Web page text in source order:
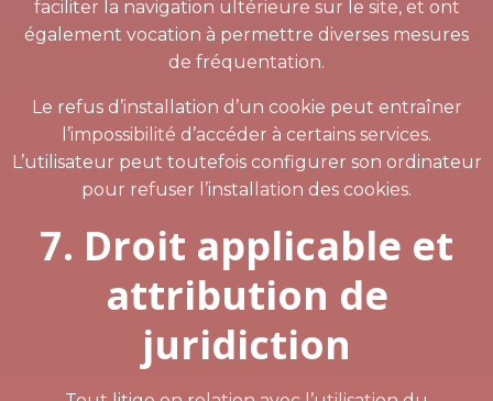
faciliter la navigation ultérieure sur le site, et ont
également vocation à permettre diverses mesures
de fréquentation.
Le refus d’installation d’un cookie peut entraîner
l’impossibilité d’accéder à certains services.
L’utilisateur peut toutefois configurer son ordinateur
pour refuser l’installation des cookies.
7. Droit applicable et
attribution de
juridiction